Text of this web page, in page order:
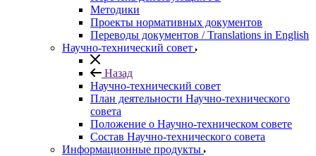
Методики
Проекты нормативных документов
Переводы документов / Translations in English
Научно-технический совет
Назад
Научно-технический совет
План деятельности Научно-технического
совета
Положение о Научно-техническом совете
Состав Научно-технического совета
Информационные продукты